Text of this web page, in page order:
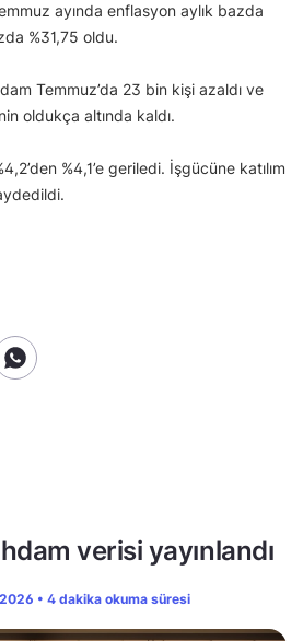
ayında enflasyon aylık bazda
%31,75 oldu.
Temmuz’da 23 bin kişi azaldı ve
oldukça altında kaldı.
%4,1’e geriledi. İşgücüne katılım
verisi yayınlandı
• 4 dakika okuma süresi